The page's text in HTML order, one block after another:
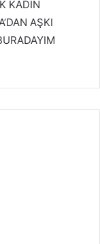
KADIN
AŞKI